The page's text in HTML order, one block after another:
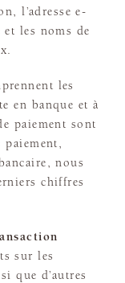
l’adresse e-
les noms de
les
en banque et à
paiement sont
paiement,
nous
chiffres
sur les
que d’autres